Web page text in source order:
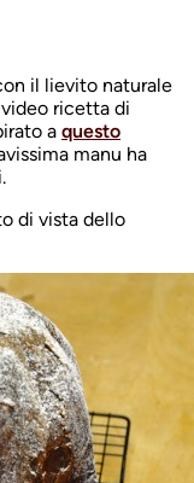
il lievito naturale
ricetta di
a questo
manu ha
di vista dello